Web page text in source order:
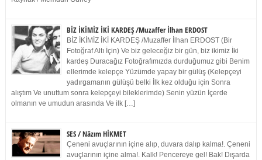
BİZ İKİMİZ İKİ KARDEŞ /Muzaffer İlhan ERDOST
BİZ İKİMİZ İKİ KARDEŞ /Muzaffer İlhan ERDOST (Bir
Fotoğraf Altı İçin) Ve biz geleceğiz bir gün, biz ikimiz İki
kardeş Duracağız Fotoğrafımızda durduğumuz gibi Benim
ellerimde kelepçe Yüzümde yapay bir gülüş (Kelepçeyi
yadırgamanın gülüşü belki İlk kez olduğu için Sonra
alıştım Ve unuttum sonra kelepçeyi bileklerimde) Senin yüzün İçerde
olmanın ve umudun arasında Ve ilk […]
SES / Nâzım HİKMET
Çeneni avuçlarının içine alıp, duvara dalıp kalma!. Çeneni
avuçlarının içine alma!. Kalk! Pencereye gel! Bak! Dışarda